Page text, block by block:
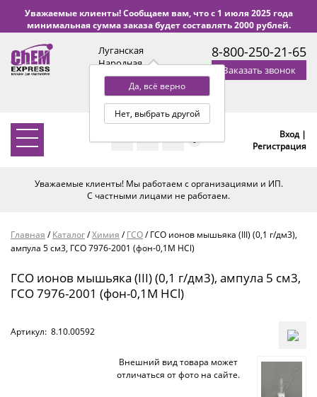
Уважаемые клиенты! Сообщаем вам, что с 1 июля 2025 года
минимальная сумма заказа будет составлять 2000 рублей.
Луганская
Народная
Республика
Да, всё верно
Нет, выбрать другой
с 9:00 до 18:00 по Уфе
(+2 МСК)
8-800-250-21-65
Заказать звонок
0
Вход |
Регистрация
Уважаемые клиенты! Мы работаем с организациями и ИП.
С частными лицами не работаем.
Главная /Каталог/Химия /ГСО/ГСО ионов мышьяка (III) (0,1 г/дм3),
ампула 5 см3, ГСО 7976-2001 (фон-0,1М HCl)
ГСО ионов мышьяка (III) (0,1 г/дм3), ампула 5 см3,
ГСО 7976-2001 (фон-0,1М HCl)
Артикул: 8.10.00592
Внешний вид товара может
отличаться от фото на сайте.